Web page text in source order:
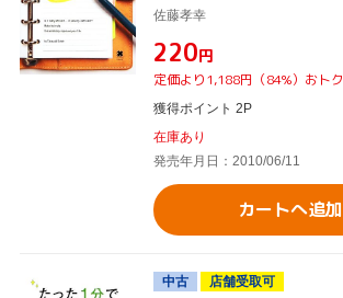
佐藤孝幸
¥220円
定価より1,188円（84%）おトク
獲得ポイント 2P
在庫あり
発売年月日：2010/06/11
カートへ追加
中古
店舗受取可